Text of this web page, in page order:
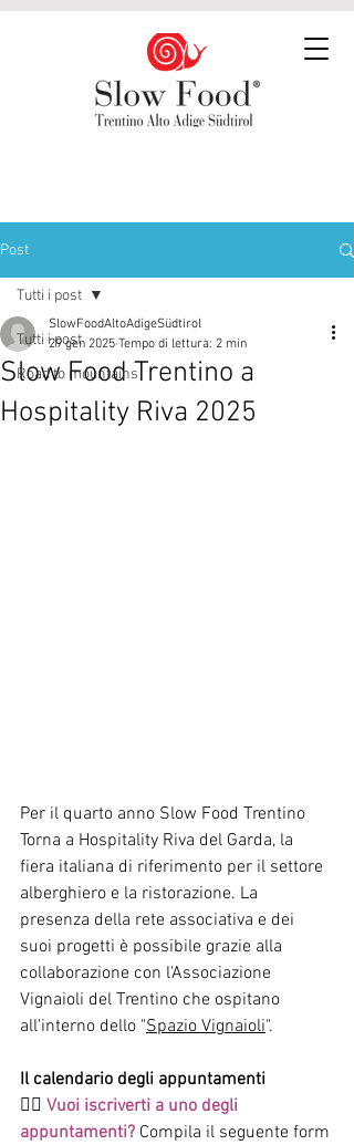
Post
Tutti i post
Road to mountains
Tutti i post
Slow Food Trentino a
Hospitality Riva 2025
SlowFoodAltoAdigeSüdtirol
29 gen 2025 Tempo di lettura: 2 min
Per il quarto anno Slow Food Trentino
Torna a Hospitality Riva del Garda, la
fiera italiana di riferimento per il settore
alberghiero e la ristorazione. La
presenza della rete associativa e dei
suoi progetti è possibile grazie alla
collaborazione con l'Associazione
Vignaioli del Trentino che ospitano
all'interno dello "Spazio Vignaioli".
Il calendario degli appuntamenti
👉🏻 Vuoi iscriverti a uno degli
appuntamenti? Compila il seguente form